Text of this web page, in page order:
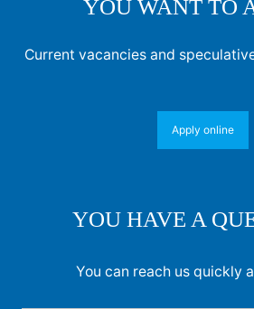
YOU WANT TO
Current vacancies and
Apply online
YOU HAVE A
You can reach us quickly